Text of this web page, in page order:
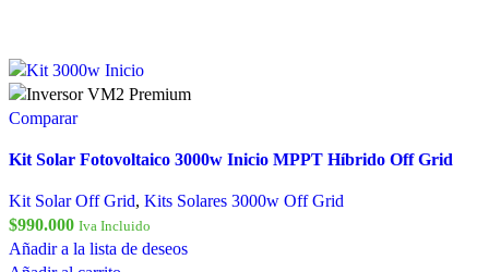
Comparar
Kit Solar Fotovoltaico 3000w Inicio MPPT Híbrido Off Grid
Kit Solar Off Grid, Kits Solares 3000w Off Grid
$990.000 Iva Incluido
Añadir a la lista de deseos